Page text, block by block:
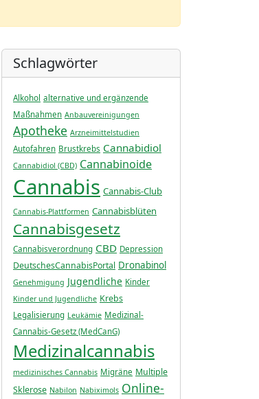
Schlagwörter
Alkohol alternative und ergänzende
Maßnahmen Anbauvereinigungen
Apotheke Arzneimittelstudien
Autofahren Brustkrebs Cannabidiol
Cannabidiol (CBD) Cannabinoide
Cannabis Cannabis-Club
Cannabis-Plattformen Cannabisblüten
Cannabisgesetz
Cannabisverordnung CBD Depression
DeutschesCannabisPortal Dronabinol
Genehmigung Jugendliche Kinder
Kinder und Jugendliche Krebs
Legalisierung Leukämie Medizinal-
Cannabis-Gesetz (MedCanG)
Medizinalcannabis
medizinisches Cannabis Migräne Multiple
Sklerose Nabilon Nabiximols Online-